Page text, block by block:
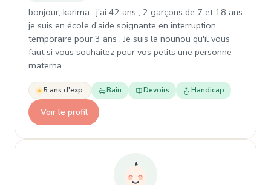
bonjour, karima , j'ai 42 ans , 2 garçons de 7 et 18 ans
je suis en école d'aide soignante en interruption
temporaire pour 3 ans . Je suis la nounou qu'il vous
faut si vous souhaitez pour vos petits une personne
materna…
5 ans d'exp. Bain Devoirs Handicap
Voir le profil